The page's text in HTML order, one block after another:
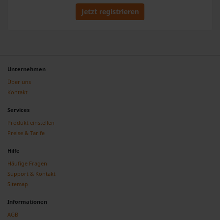
Jetzt registrieren
Unternehmen
Über uns
Kontakt
Services
Produkt einstellen
Preise & Tarife
Hilfe
Häufige Fragen
Support & Kontakt
Sitemap
Informationen
AGB